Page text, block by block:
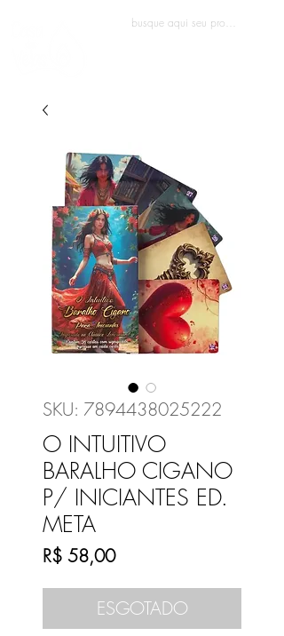
SKU: 7894438025222
O INTUITIVO
BARALHO CIGANO
P/ INICIANTES ED.
META
R$ 58,00Preço
ESGOTADO